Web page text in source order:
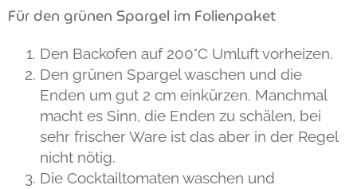
Für den grünen Spargel im Folienpaket
Den Backofen auf 200°C Umluft vorheizen.
Den grünen Spargel waschen und die
Enden um gut 2 cm einkürzen. Manchmal
macht es Sinn, die Enden zu schälen, bei
sehr frischer Ware ist das aber in der Regel
nicht nötig.
Die Cocktailtomaten waschen und